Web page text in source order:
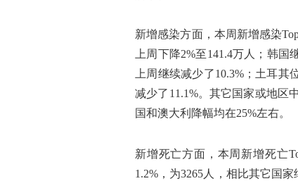
新增感染方面，本周新增感染
上周下降2%至141.4万人；韩
上周继续减少了10.3%；土耳
减少了11.1%。其它国家或地区
国和澳大利降幅均在25%左右。
新增死亡方面，本周新增死亡
1.2%，为3265人，相比其它国